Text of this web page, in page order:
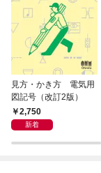
見方・かき方 電気用
図記号（改訂2版）
2,750
新着